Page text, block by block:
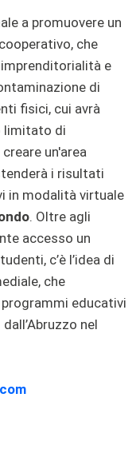
a promuovere un
che
e
di
fisici, cui avrà
limitato di
un'area
i risultati
in modalità virtuale
. Oltre agli
accesso un
c’è l’idea di
che
educativi
nel